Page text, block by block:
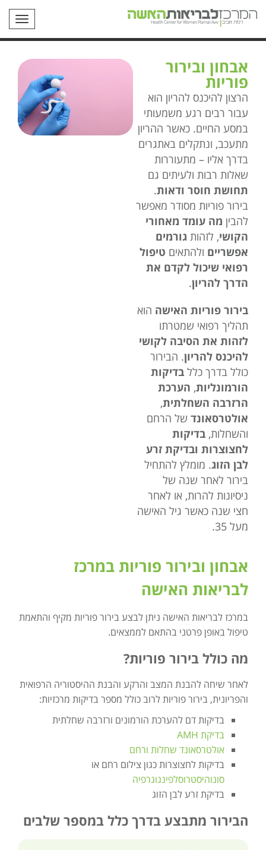
אבחון ובירור
פוריות
הרצון להיכנס להריון הוא
עבור רבים רגע משמעותי
במסע החיים. כאשר ההריון
מתעכב, ונתקלים באתגרים
בדרך אליו – מתעוררות
שאלות רבות ולעיתים גם
תחושת חוסר ודאות.
בירור פוריות מסודר מאפשר
להבין מה עומד מאחורי
הקושי, לזהות גורמים
אפשריים ולהתאים טיפול
רפואי שיכול לקדם את
הדרך להריון.
בירור פוריות האישה הוא
תהליך רפואי שמטרתו
לזהות את הסיבה לקושי
להיכנס להריון. הבירור
כולל בדרך כלל בדיקות
הורמונליות, הערכת
הרזרבה השחלתית,
אולטרסאונד של הרחם
והשחלות, בדיקות
לחצוצרות ובדיקת זרע
לבן הזוג. מומלץ להתחיל
בירור לאחר שנה של
ניסיונות להרות, או לאחר
חצי שנה כאשר גיל האישה
מעל 35.
אבחון ובירור פוריות במרכז
לבריאות האישה
במרכז לבריאות האישה ניתן לבצע בירור פוריות מקיף והתאמת
טיפול באופן פרטני בהתאם לממצאים.
מה כולל בירור פוריות?
לאחר שיחה להבנת המצב והרקע והבנת ההיסטוריה הרפואית
והפריונית, בירור פוריות לרוב כולל מספר בדיקות מרכזיות:
בדיקות דם להערכת הורמונים ורזרבה שחלתית
בדיקת AMH
אולטרסאונד שחלות ורחם
בדיקות לחצוצרות כגון צילום רחם או
סונוהיסטרוסלפינגוגרפיה
בדיקת זרע לבן הזוג
הבירור מתבצע בדרך כלל במספר שלבים